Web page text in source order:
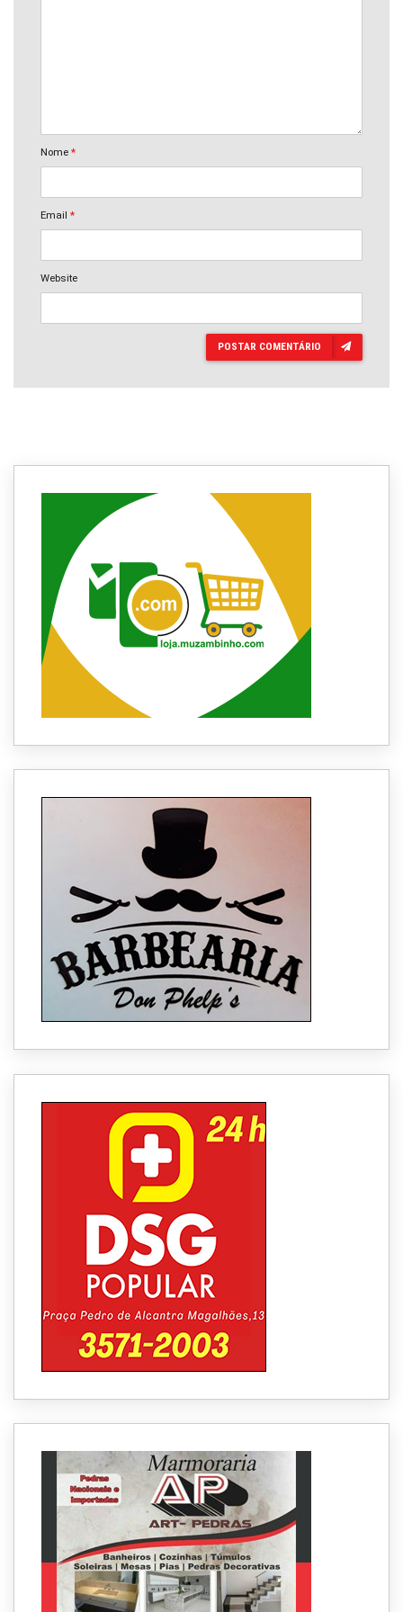
Nome *
Email *
Website
POSTAR COMENTÁRIO